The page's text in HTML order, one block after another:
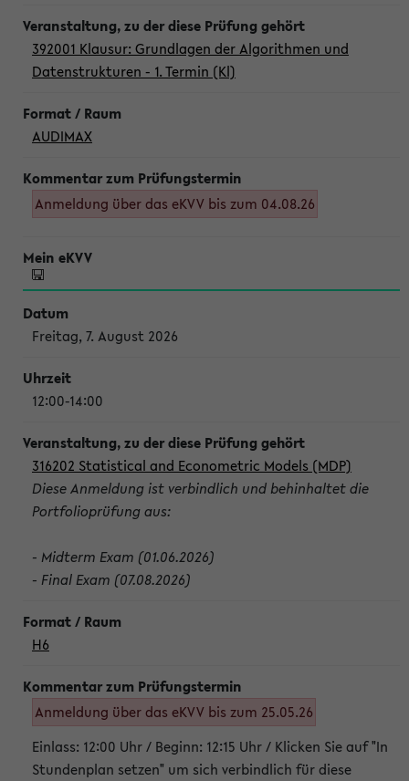
392001 Klausur: Grundlagen der Algorithmen und
Datenstrukturen - 1. Termin (Kl)
AUDIMAX
Anmeldung über das eKVV bis zum 04.08.26
Freitag, 7. August 2026
12:00-14:00
316202 Statistical and Econometric Models (MDP)
Diese Anmeldung ist verbindlich und behinhaltet die
Portfolioprüfung aus:
- Midterm Exam (01.06.2026)
- Final Exam (07.08.2026)
H6
Anmeldung über das eKVV bis zum 25.05.26
Einlass: 12:00 Uhr / Beginn: 12:15 Uhr / Klicken Sie auf "In
Stundenplan setzen" um sich verbindlich für diese